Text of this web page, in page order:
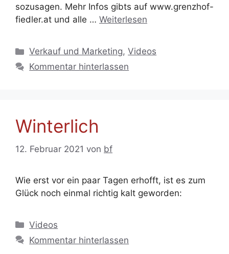
sozusagen. Mehr Infos gibts auf www.grenzhof-
fiedler.at und alle … Weiterlesen
Kategorien
Verkauf und Marketing,Videos
Kommentar hinterlassen
Winterlich
12. Februar 2021 von bf
Wie erst vor ein paar Tagen erhofft, ist es zum
Glück noch einmal richtig kalt geworden:
Kategorien
Videos
Kommentar hinterlassen